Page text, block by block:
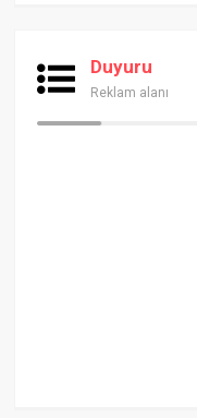
Duyuru
Reklam alanı